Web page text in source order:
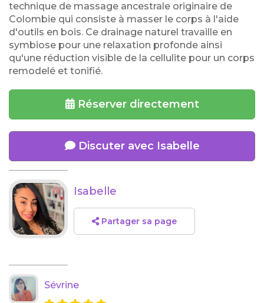
technique de massage ancestrale originaire de
Colombie qui consiste à masser le corps à l'aide
d'outils en bois. Ce drainage naturel travaille en
symbiose pour une relaxation profonde ainsi
qu'une réduction visible de la cellulite pour un corps
remodelé et tonifié.
Réserver directement
Discuter avec Isabelle
Isabelle
Partager sa page
Sévrine